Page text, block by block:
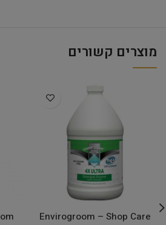
מוצרים קשורים
Envirogroom – Shop Care